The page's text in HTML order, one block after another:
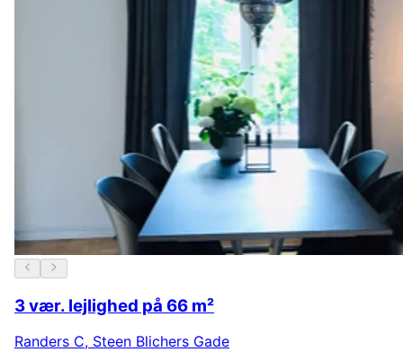
3 vær. lejlighed på 66 m²
Randers C, Steen Blichers Gade